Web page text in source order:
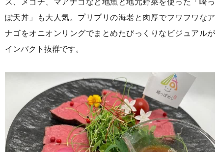
ぽ天丼」も大人気。プリプリの海老と肉厚でフワフワなア
ナゴをオニオンリングでまとめたびっくりなビジュアルが
インパクト抜群です。